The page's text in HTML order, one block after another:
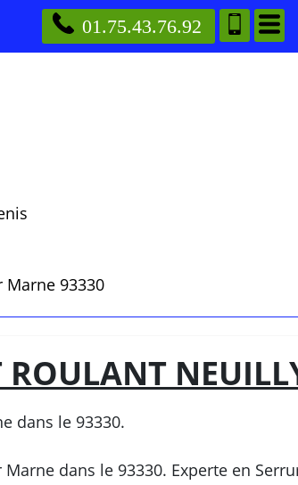
01.75.43.76.92
93330
ROULANT
dans le 93330.
dans le 93330. Experte en